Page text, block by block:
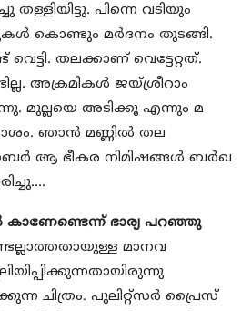
തള്ളിയിട്ടു. പിന്നെ വടിയും
കൊണ്ടും മർദനം തുടങ്ങി.
തലക്കാണ് വെട്ടേറ്റത്.
അക്രമികള്‍ ജയ്ശ്രീറാം
മുല്ലയെ അടിക്കൂ എന്നും മ
ഞാൻ മണ്ണിൽ തല
ആ ഭീകര നിമിഷങ്ങൾ ബർഖ
കാണേണ്ടെന്ന്​ ഭാര്യ പറഞ്ഞു
മാനവ
ചിത്രം. പുലിറ്റ്​സർ പ്രൈസ്​